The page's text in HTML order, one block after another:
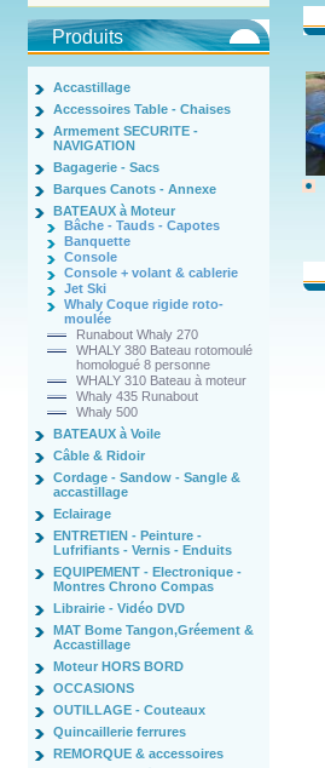
Produits
Accastillage
Accessoires Table - Chaises
Armement SECURITE -
NAVIGATION
Bagagerie - Sacs
Barques Canots - Annexe
BATEAUX à Moteur
Bâche - Tauds - Capotes
Banquette
Console
Console + volant & cablerie
Jet Ski
Whaly Coque rigide roto-
moulée
Runabout Whaly 270
WHALY 380 Bateau rotomoulé
homologué 8 personne
WHALY 310 Bateau à moteur
Whaly 435 Runabout
Whaly 500
BATEAUX à Voile
Câble & Ridoir
Cordage - Sandow - Sangle &
accastillage
Eclairage
ENTRETIEN - Peinture -
Lufrifiants - Vernis - Enduits
EQUIPEMENT - Electronique -
Montres Chrono Compas
Librairie - Vidéo DVD
MAT Bome Tangon,Gréement &
Accastillage
Moteur HORS BORD
OCCASIONS
OUTILLAGE - Couteaux
Quincaillerie ferrures
REMORQUE & accessoires